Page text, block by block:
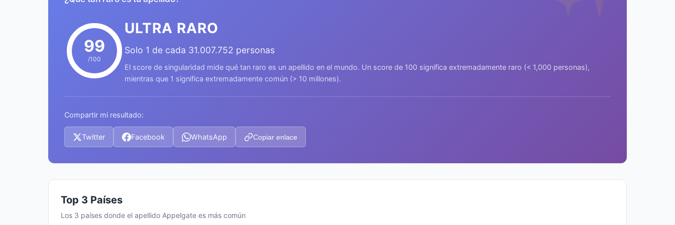
99
/100
ULTRA RARO
Solo 1 de cada 31.007.752 personas
El score de singularidad mide qué tan raro es un apellido en el mundo. Un score de 100 significa extremadamente raro (< 1,000 personas),
mientras que 1 significa extremadamente común (> 10 millones).
Compartir mi resultado:
Twitter Facebook WhatsApp Copiar enlace
Top 3 Países
Los 3 países donde el apellido Appelgate es más común